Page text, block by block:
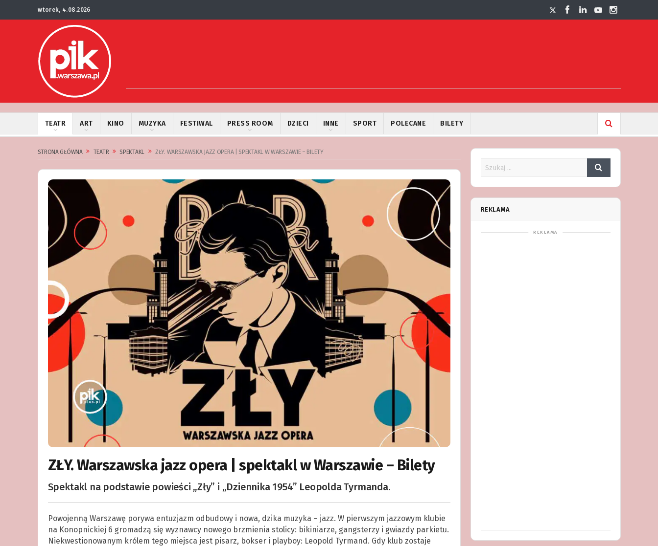
wtorek, 4.08.2026
TEATR ART KINO MUZYKA FESTIWAL PRESS ROOM DZIECI INNE SPORT POLECANE BILETY
STRONA GŁÓWNA TEATR SPEKTAKL ZŁY. WARSZAWSKA JAZZ OPERA | SPEKTAKL W WARSZAWIE – BILETY
ZŁY. Warszawska jazz opera | spektakl w Warszawie – Bilety
Spektakl na podstawie powieści „Zły” i „Dziennika 1954” Leopolda Tyrmanda.
Powojenną Warszawę porywa entuzjazm odbudowy i nowa, dzika muzyka – jazz. W pierwszym jazzowym klubie
na Konopnickiej 6 gromadzą się wyznawcy nowego brzmienia stolicy: bikiniarze, gangsterzy i gwiazdy parkietu.
Niekwestionowanym królem tego miejsca jest pisarz, bokser i playboy: Leopold Tyrmand. Gdy klub zostaje
REKLAMA